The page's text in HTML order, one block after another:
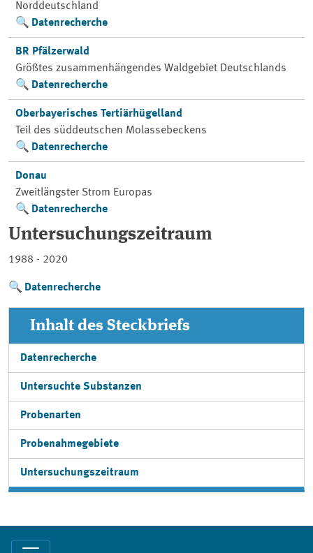
Norddeutschland
Datenrecherche
BR Pfälzerwald
Größtes zusammenhängendes Waldgebiet Deutschlands
Datenrecherche
Oberbayerisches Tertiärhügelland
Teil des süddeutschen Molassebeckens
Datenrecherche
Donau
Zweitlängster Strom Europas
Datenrecherche
Untersuchungszeitraum
1988 - 2020
Datenrecherche
Inhalt des Steckbriefs
Datenrecherche
Untersuchte Substanzen
Probenarten
Probenahmegebiete
Untersuchungszeitraum